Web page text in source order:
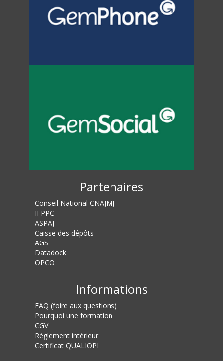
Partenaires
Conseil National CNAJMJ
IFPPC
ASPAJ
Caisse des dépôts
AGS
Datadock
OPCO
Informations
FAQ (foire aux questions)
Pourquoi une formation
CGV
Règlement intérieur
Certificat QUALIOPI